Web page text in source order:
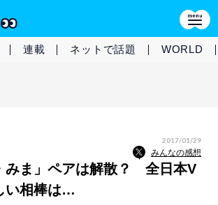
連載 ネットで話題 WORLD
2017/01/29
みんなの感想
みま」ペアは解散？ 全日本V
い相棒は…